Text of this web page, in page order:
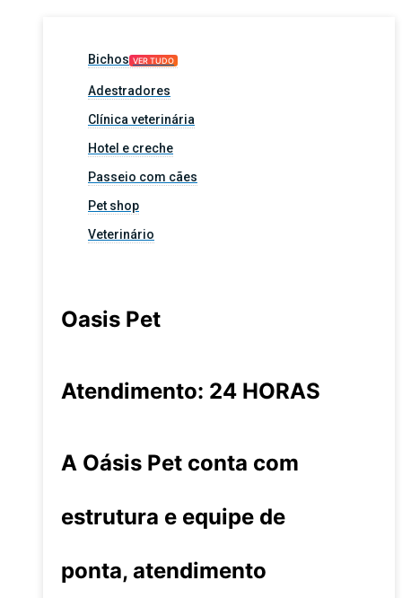
Bichos VER TUDO
Adestradores
Clínica veterinária
Hotel e creche
Passeio com cães
Pet shop
Veterinário
Oasis Pet
Atendimento: 24 HORAS
A Oásis Pet conta com
estrutura e equipe de
ponta, atendimento